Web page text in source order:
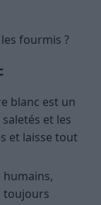
fourmis ?
blanc est un
et les
et laisse tout
humains,
toujours